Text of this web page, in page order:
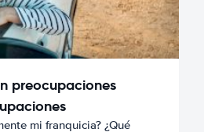
preocupaciones
mi franquicia? ¿Qué